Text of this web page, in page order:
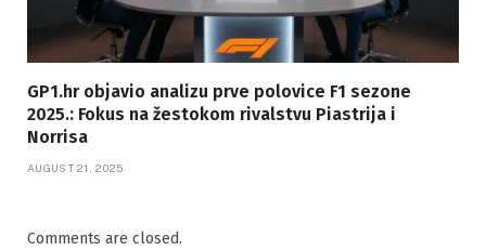
GP1.hr objavio analizu prve polovice F1 sezone
2025.: Fokus na žestokom rivalstvu Piastrija i
Norrisa
AUGUST 21, 2025
Comments are closed.